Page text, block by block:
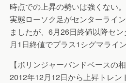
時点での上昇の勢いは強くない
実態ローソク足がセンターライ
ましたが、6月26日終値以降セ
月1日終値でプラス1シグマライ
【ボリンジャーバンドベースの
2012年12月12日から上昇トレン